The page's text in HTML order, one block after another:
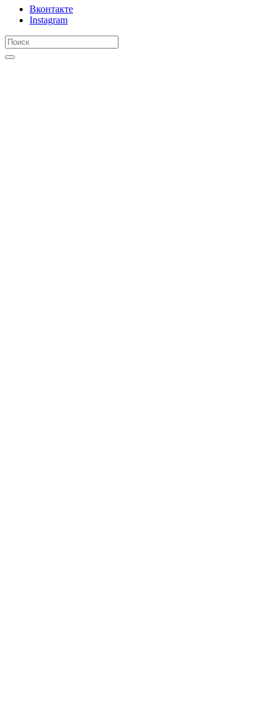
Вконтакте
Instagram